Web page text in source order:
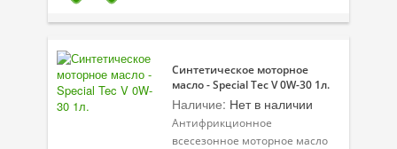
Специальные программы
Велосипедная программа
Масла для лодочных моторов
Моторное масло для мотоцикла
Синтетическое моторное
масло - Special Tec V 0W-30 1л.
Наличие: Нет в наличии
Антифрикционное
всесезонное моторное масло